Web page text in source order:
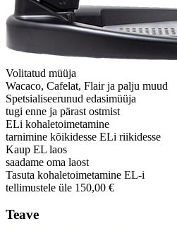
Volitatud müüja
Wacaco, Cafelat, Flair ja palju muud
Spetsialiseerunud edasimüüja
tugi enne ja pärast ostmist
ELi kohaletoimetamine
tarnimine kõikidesse ELi riikidesse
Kaup EL laos
saadame oma laost
Tasuta kohaletoimetamine EL-i
tellimustele üle 150,00 €
Teave